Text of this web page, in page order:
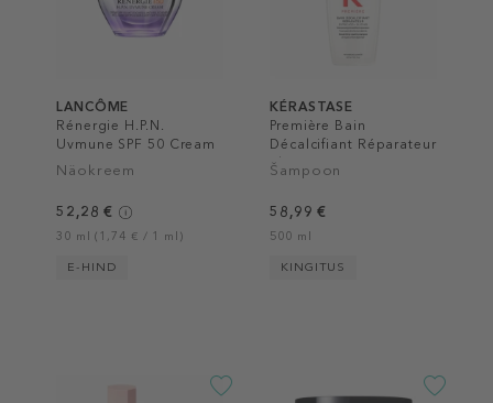
LANCÔME
Rénergie H.P.N.
Uvmune SPF 50 Cream
Näokreem
52,28 €
30 ml (1,74 € / 1 ml)
E-HIND
KÉRASTASE
Première Bain
Décalcifiant Réparateur
Shampoo
Šampoon
58,99 €
500 ml
KINGITUS